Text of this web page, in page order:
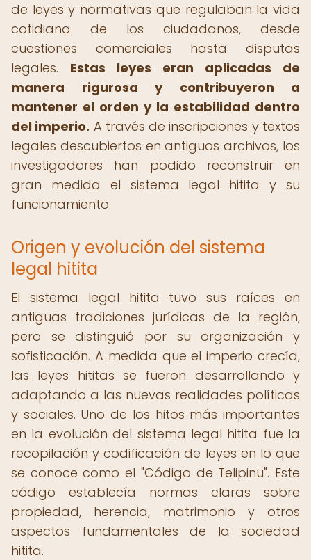
de leyes y normativas que regulaban la vida
cotidiana de los ciudadanos, desde
cuestiones comerciales hasta disputas
legales. Estas leyes eran aplicadas de
manera rigurosa y contribuyeron a
mantener el orden y la estabilidad dentro
del imperio. A través de inscripciones y textos
legales descubiertos en antiguos archivos, los
investigadores han podido reconstruir en
gran medida el sistema legal hitita y su
funcionamiento.
Origen y evolución del sistema
legal hitita
El sistema legal hitita tuvo sus raíces en
antiguas tradiciones jurídicas de la región,
pero se distinguió por su organización y
sofisticación. A medida que el imperio crecía,
las leyes hititas se fueron desarrollando y
adaptando a las nuevas realidades políticas
y sociales. Uno de los hitos más importantes
en la evolución del sistema legal hitita fue la
recopilación y codificación de leyes en lo que
se conoce como el "Código de Telipinu". Este
código establecía normas claras sobre
propiedad, herencia, matrimonio y otros
aspectos fundamentales de la sociedad
hitita.